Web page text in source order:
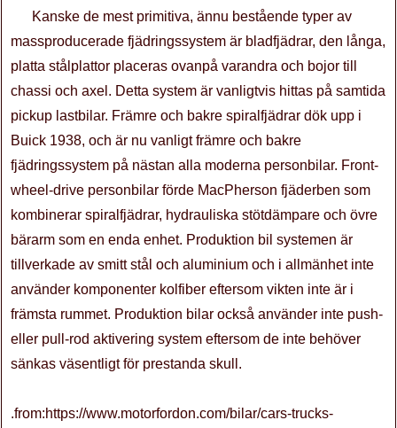
Kanske de mest primitiva, ännu bestående typer av
massproducerade fjädringssystem är bladfjädrar, den långa,
platta stålplattor placeras ovanpå varandra och bojor till
chassi och axel. Detta system är vanligtvis hittas på samtida
pickup lastbilar. Främre och bakre spiralfjädrar dök upp i
Buick 1938, och är nu vanligt främre och bakre
fjädringssystem på nästan alla moderna personbilar. Front-
wheel-drive personbilar förde MacPherson fjäderben som
kombinerar spiralfjädrar, hydrauliska stötdämpare och övre
bärarm som en enda enhet. Produktion bil systemen är
tillverkade av smitt stål och aluminium och i allmänhet inte
använder komponenter kolfiber eftersom vikten inte är i
främsta rummet. Produktion bilar också använder inte push-
eller pull-rod aktivering system eftersom de inte behöver
sänkas väsentligt för prestanda skull.
.from:https://www.motorfordon.com/bilar/cars-trucks-